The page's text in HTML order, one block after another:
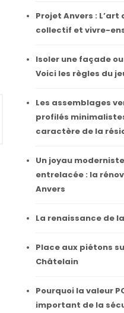
Projet Anvers :
collectif et vivre-
Isoler une façade
Voici les règles du
Les assemblages
profilés
caractère de la
Un joyau
entrelacée : la
Anvers
La renaissance de
Place aux piétons
Châtelain
Pourquoi la valeur
important de la